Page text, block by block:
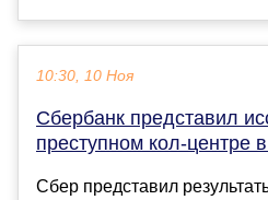
10:30, 10 Ноя
Сбербанк представил
преступном кол-центре
Сбер представил